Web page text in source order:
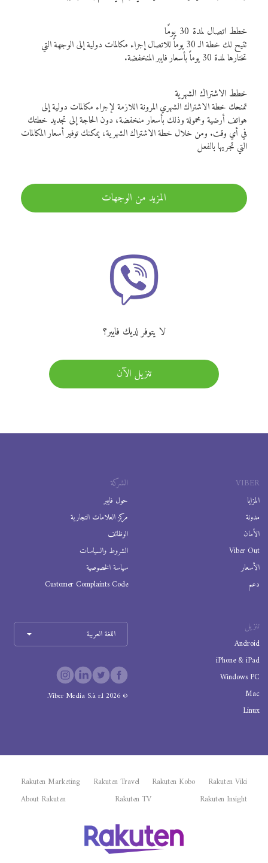
خطط اتصال لمدة 30 يومًا
تتيح لك خطة الـ 30 يوماً للاتصال إجراء مكالمات دولية إلى الوجهة التي
تختارها لمدة 30 يوماً بأسعار فايبر المنخفضة.
خطط الاشتراك الشهرية
تمنحك خطة الاشتراك الشهري المرونة اللازمة لإجراء مكالمات دولية إلى
هواتف أرضية ومحمولة وذلك بأسعار منخفضة، دون الحاجة إلى تجديد خطتك
في أي وقت. ومن خلال خطة الاشتراك الشهرية، يمكنك توفير أسعار المكالمات
التي تجريها بالفعل
المزيد من الوجهات
لا يتوفر لديك فايبر؟
تنزيل الآن
VIBER
المزايا
مدونة
الأمان
Viber Out
الأسعار
دعم
الشركة
حول فايبر
مركز العلامات التجارية
الوظائف
الشروط والسياسات
سياسة الخصوصية
Customer Complaints Code
تنزيل
Android
iPhone & iPad
Windows PC
Mac
Linux
اللغة العربية
©
2026
Viber Media S.à r.l.
Rakuten Viki
Rakuten Kobo
Rakuten Travel
Rakuten Marketing
Rakuten Insight
Rakuten TV
About Rakuten